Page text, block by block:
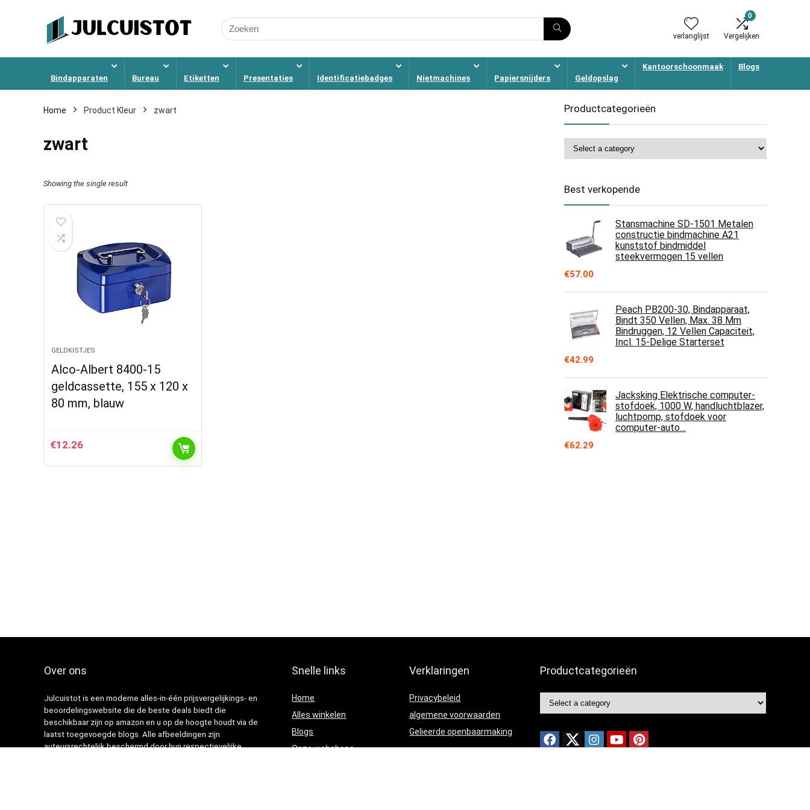
Search
for:
verlanglijst
0
Vergelijken
Bindapparaten Bureau Etiketten Presentaties Identificatiebadges Nietmachines Papiersnijders Geldopslag
Kantoorschoonmaak Blogs
Home Product Kleur zwart
zwart
Showing the single result
GELDKISTJES
Alco-Albert 8400-15
geldcassette, 155 x 120 x
80 mm, blauw
€12.26
Productcategorieën
Best verkopende
Stansmachine SD-1501 Metalen
constructie bindmachine A21
kunststof bindmiddel
steekvermogen 15 vellen
€57.00
Peach PB200-30, Bindapparaat,
Bindt 350 Vellen, Max. 38 Mm
Bindruggen, 12 Vellen Capaciteit,
Incl. 15-Delige Starterset
€42.99
Jacksking Elektrische computer-
stofdoek, 1000 W, handluchtblazer,
luchtpomp, stofdoek voor
computer-auto…
€62.29
Over ons
Julcuistot is een moderne alles-in-één prijsvergelijkings- en
beoordelingswebsite die de beste deals biedt die
beschikbaar zijn op amazon en u op de hoogte houdt via de
laatst toegevoegde blogs. Alle afbeeldingen zijn
auteursrechtelijk beschermd door hun respectievelijke
Snelle links
Home
Alles winkelen
Blogs
Onze webshops
Verklaringen
Privacybeleid
algemene voorwaarden
Gelieerde openbaarmaking
Productcategorieën